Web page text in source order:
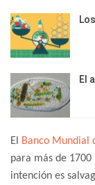
El
El Banco Mundial
para más de
intención es